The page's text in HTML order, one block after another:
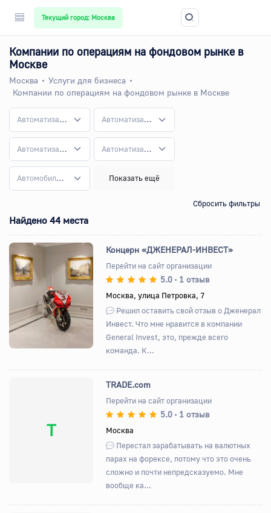
Текущий город: Москва
Компании по операциям на фондовом рынке в
Москве
Москва
Услуги для бизнеса
Компании по операциям на фондовом рынке в Москве
Автоматизация бизнес-процессов Автоматизация и внедрение систем
Автоматизация общепита Автоматизация торговли
Автомобилестроение Показать ещё
Сбросить фильтры
Найдено 44 места
Назад Вперед
Концерн «ДЖЕНЕРАЛ-ИНВЕСТ»
Перейти на сайт организации
5.0 • 1 отзыв
Москва, улица Петровка, 7
Решил оставить свой отзыв о Дженерал
Инвест. Что мне нравится в компании
General Invest, это, прежде всего
команда. К...
T
TRADE.com
Перейти на сайт организации
5.0 • 1 отзыв
Москва
Перестал зарабатывать на валютных
парах на форексе, потому что это очень
сложно и почти непредсказуемо. Мне
вообще ка...